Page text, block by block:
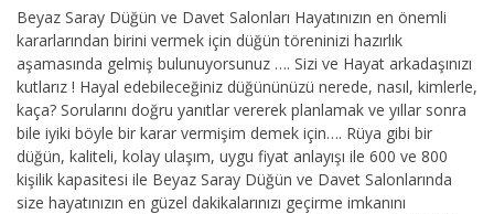
Beyaz Saray Düğün ve Davet Salonları Hayatınızın en önemli
kararlarından birini vermek için düğün töreninizi hazırlık
aşamasında gelmiş bulunuyorsunuz …. Sizi ve Hayat arkadaşınızı
kutlarız ! Hayal edebileceğiniz düğününüzü nerede, nasıl, kimlerle,
kaça? Sorularını doğru yanıtlar vererek planlamak ve yıllar sonra
bile iyiki böyle bir karar vermişim demek için…. Rüya gibi bir
düğün, kaliteli, kolay ulaşım, uygu fiyat anlayışı ile 600 ve 800
kişilik kapasitesi ile Beyaz Saray Düğün ve Davet Salonlarında
size hayatınızın en güzel dakikalarınızı geçirme imkanını